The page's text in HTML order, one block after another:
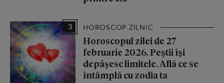
3 HOROSCOP ZILNIC
Horoscopul zilei de 27
februarie 2026. Peștii își
depășesc limitele. Află ce se
întâmplă cu zodia ta